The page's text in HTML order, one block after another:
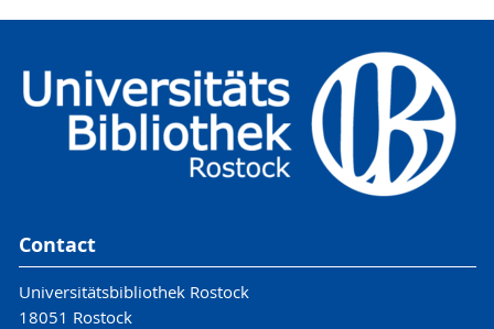
Contact
Universitätsbibliothek Rostock
18051 Rostock